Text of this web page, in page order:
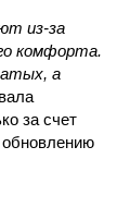
из-за
комфорта.
а
за счет
обновлению